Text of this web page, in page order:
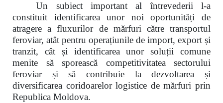
Un subiect important al întrevederii l-a
constituit identificarea unor noi oportunități de
atragere a fluxurilor de mărfuri către transportul
feroviar, atât pentru operațiunile de import, export și
tranzit, cât și identificarea unor soluții comune
menite să sporească competitivitatea sectorului
feroviar și să contribuie la dezvoltarea și
diversificarea coridoarelor logistice de mărfuri prin
Republica Moldova.